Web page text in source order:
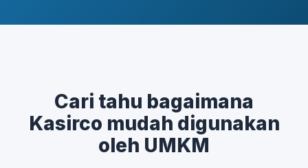
Cari tahu bagaimana
Kasirco mudah digunakan
oleh UMKM